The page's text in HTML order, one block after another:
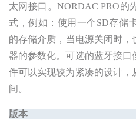
太网接口。NORDAC PRO的
式，例如：使用一个SD存储
的存储介质，当电源关闭时
器的参数化。可选的蓝牙接口
件可以实现较为紧凑的设计
间。
版本